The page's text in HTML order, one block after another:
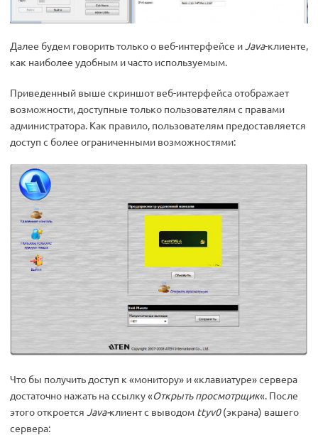
Далее будем говорить только о веб-интерфейсе и Java-клиенте,
как наиболее удобным и часто используемым.
Приведенный выше скриншот веб-интерфейса отображает
возможности, доступные только пользователям с правами
администратора. Как правило, пользователям предоставляется
доступ с более ограниченными возможностями:
Что бы получить доступ к «монитору» и «клавиатуре» сервера
достаточно нажать на ссылку «Открыть просмотрщик«. После
этого откроется Java-клиент с выводом ttyv0(экрана) вашего
сервера: